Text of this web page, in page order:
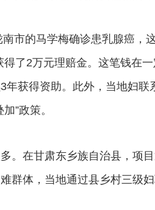
的马学梅确诊患乳腺癌，
得了2万元理赔金。这笔钱在
年获得资助。此外，当地妇联
”政策。
在甘肃东乡族自治县，项目
群体，当地通过县乡村三级